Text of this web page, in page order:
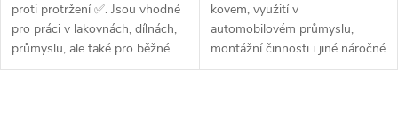
proti protržení ✅. Jsou vhodné
pro práci v lakovnách, dílnách,
průmyslu, ale také pro běžné...
kovem, využití v
automobilovém průmyslu,
montážní činnosti i jiné náročné
pracovní úkony.